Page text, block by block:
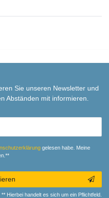
Sie unseren Newsletter und
Abständen mit informieren.
gelesen habe. Meine
** Hierbei handelt es sich um ein Pflichtfeld.